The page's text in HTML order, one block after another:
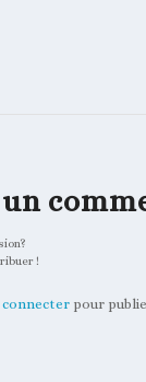
!
connecter pour